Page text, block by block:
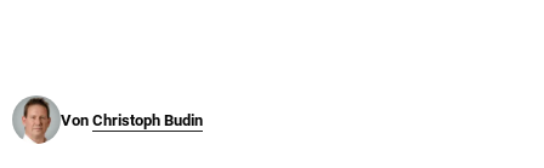
Von Christoph Budin